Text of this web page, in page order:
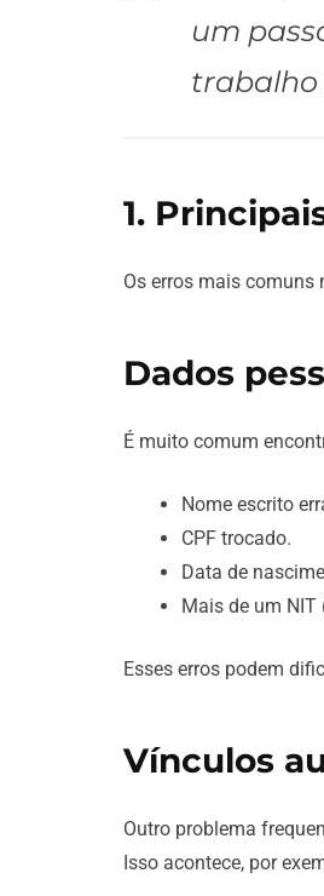
um
trabalho
1.
Os erros mais comuns
Dados
É muito comum
Nome escrito
CPF trocado.
Data de
Mais de um
Esses erros podem
Vínculos
Outro problema
Isso acontece, por